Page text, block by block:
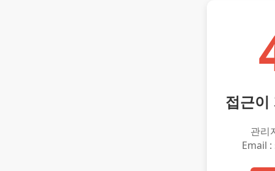
접근이
관리
Email